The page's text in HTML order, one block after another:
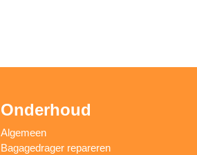
Onderhoud
Algemeen
Bagagedrager repareren